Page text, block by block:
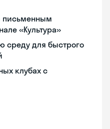
письменным
«Культура»
среду для быстрого
клубах с